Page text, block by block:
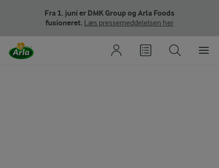
Fra 1. juni er DMK Group og Arla Foods
fusioneret. Læs pressemeddelelsen her